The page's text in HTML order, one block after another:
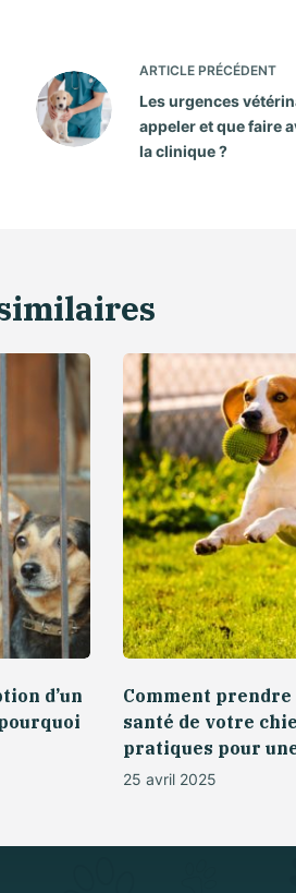
ARTICLE PRÉCÉDENT
Les urgences
appeler et que faire
la clinique ?
d’un
Comment prendre
santé de votre
pratiques pour
25 avril 2025